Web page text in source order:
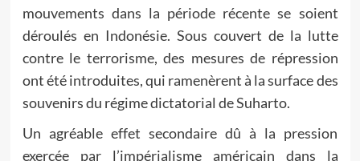
mouvements dans la période récente se soient
déroulés en Indonésie. Sous couvert de la lutte
contre le terrorisme, des mesures de répression
ont été introduites, qui ramenèrent à la surface des
souvenirs du régime dictatorial de Suharto.
Un agréable effet secondaire dû à la pression
exercée par l’impérialisme américain dans la